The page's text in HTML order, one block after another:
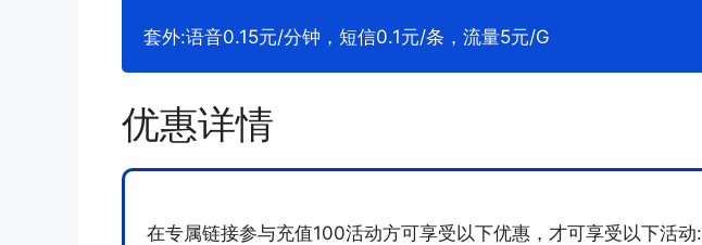
套外:语音0.15元/分钟，短信0.1元/条，流量5元/G
优惠详情
在专属链接参与充值100活动方可享受以下优惠，才可享受以下活动: